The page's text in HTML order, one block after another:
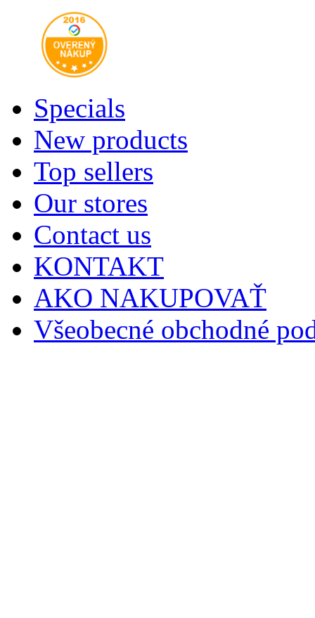
Specials
New products
Top sellers
Our stores
Contact us
KONTAKT
AKO NAKUPOVAŤ
Všeobecné obchodné